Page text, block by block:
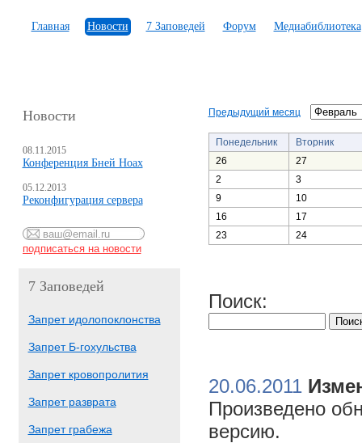
Главная Новости 7 Заповедей Форум Медиабиблиотека
Новости
08.11.2015
Конференция Бней Ноах
05.12.2013
Реконфигурация сервера
7 Заповедей
Запрет идолопоклонства
Запрет Б-гохульства
Запрет кровопролития
Запрет разврата
Запрет грабежа
Предыдущий месяц
Понедельник
Вторник
26
27
2
3
9
10
16
17
23
24
Поиск:
20.06.2011
Произведено
версию.